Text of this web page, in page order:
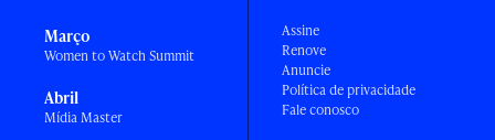
Março
Women to Watch Summit
Abril
Mídia Master
Assine
Renove
Anuncie
Política de privacidade
Fale conosco